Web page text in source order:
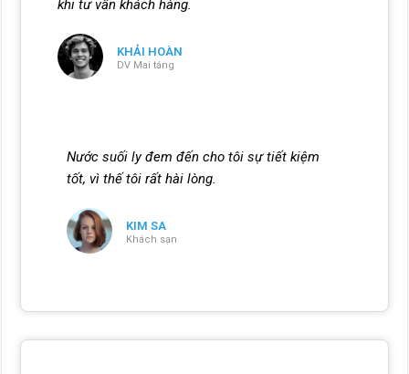
khi tư vấn khách hàng.
KHẢI HOÀN
DV Mai táng
Nước suối ly đem đến cho tôi sự tiết kiệm
tốt, vì thế tôi rất hài lòng.
KIM SA
Khách sạn